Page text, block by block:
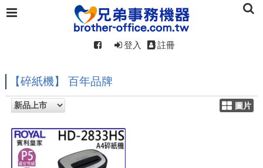
登入 註冊
【碎紙機】 百年品牌
圖片